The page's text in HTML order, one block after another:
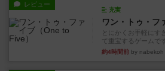
レビュー
充実
ワン・トゥ・フ
とにかくお手軽にす
て重宝するゲームで
約4時間前 by nabekoh